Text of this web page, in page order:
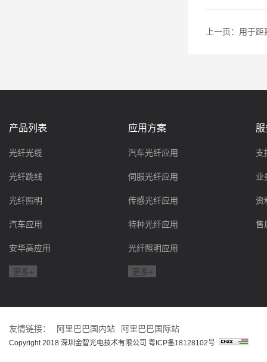
上一页： 用于距
产品列表
光纤光缆
光纤跳线
光纤照明
汽车应用
安华高应用
更多+
应用方案
汽车光纤应用
伺服光纤应用
传感光纤应用
特种光纤应用
光纤照明应用
更多+
支
业
资
售
友情链接： 阿里巴巴国内站 阿里巴巴国际站
Copyright 2018 深圳金智光电技术有限公司 粤ICP备18128102号